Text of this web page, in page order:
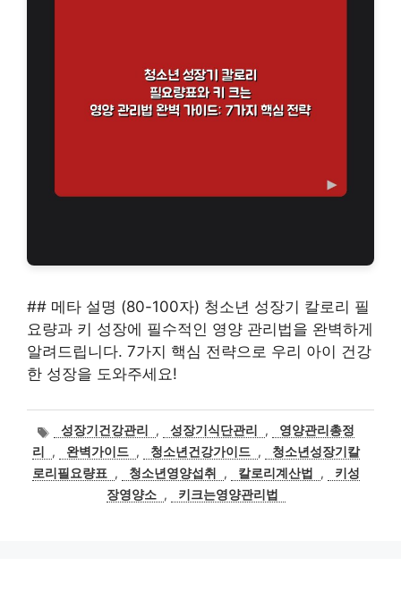
## 메타 설명 (80-100자) 청소년 성장기 칼로리 필
요량과 키 성장에 필수적인 영양 관리법을 완벽하게
알려드립니다. 7가지 핵심 전략으로 우리 아이 건강
한 성장을 도와주세요!
태성장기건강관리 , 성장기식단관리 ,
영양관리총정
리
, 완벽가이드 , 청소년건강가이드 ,
청소년성장기칼
로리필요량표
, 청소년영양섭취 , 칼로리계산법 ,
키성
장영양소 , 키크는영양관리법